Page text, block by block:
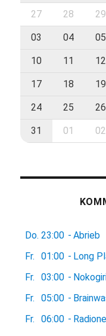
27 28 29
03 04 05
10 11 12
17 18 19
24 25 26
31 01 02
Do. 23:00 - Abrieb
Fr.
01:00 - Long
Fr.
03:00 -
Fr.
05:00 -
Fr.
06:00 -